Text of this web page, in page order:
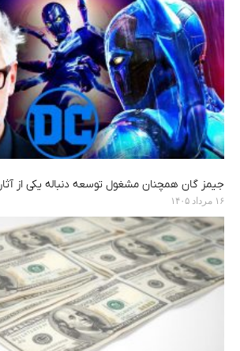
جیمز گان همچنان مشغول توسعه دنباله یکی از آثار DCEU است
۱۶ مرداد ۱۴۰۵